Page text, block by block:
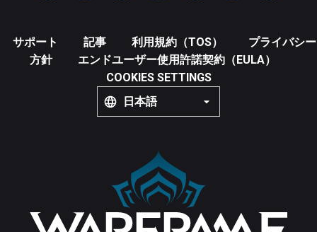
サポート 記事 利用規約（TOS）
プライバシー
方針
エンドユーザー使用許諾契約（EULA）
COOKIES SETTINGS
日本語